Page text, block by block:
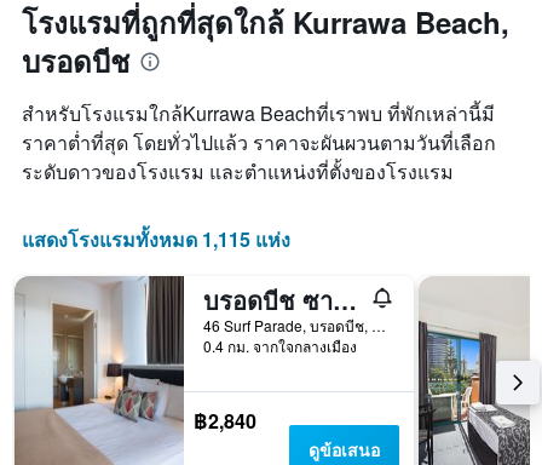
โรงแรมที่ถูกที่สุดใกล้ Kurrawa Beach,
บรอดบีช
สำหรับโรงแรมใกล้Kurrawa Beachที่เราพบ ที่พักเหล่านี้มี
ราคาต่ำที่สุด โดยทั่วไปแล้ว ราคาจะผันผวนตามวันที่เลือก
ระดับดาวของโรงแรม และตำแหน่งที่ตั้งของโรงแรม
แสดงโรงแรมทั้งหมด 1,115 แห่ง
บรอดบีช ซาวันนาห์ โฮเทลแอนด์รีสอร์ท
46 Surf Parade, บรอดบีช, QLD, ออสเตรเลีย
0.4 กม. จากใจกลางเมือง
฿2,840
ดูข้อเสนอ